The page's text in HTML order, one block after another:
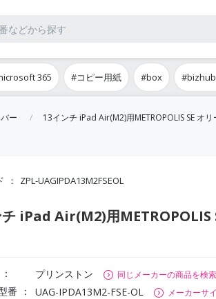
365 #コピー用紙 #box
ー 13インチ iPad Air(M2)用METROPOLIS SE オリ
ZPL-UAGIPDA13M2FSEOL
iPad Air(M2)用METROPOLIS
プリンストン 同じメーカーの商品を検
番 UAG-IPDA13M2-FSE-OL メーカーサ